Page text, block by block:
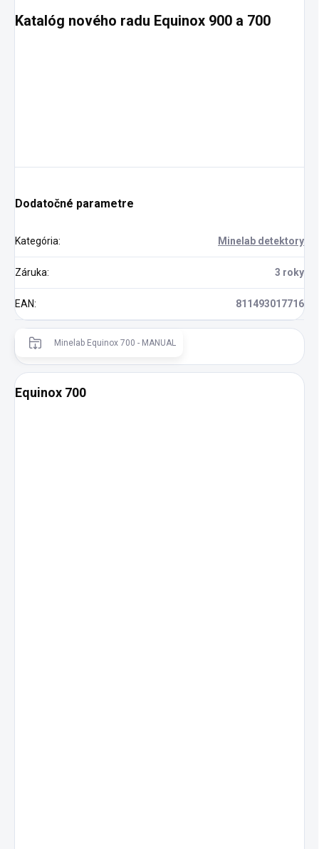
Katalóg nového radu Equinox 900 a 700
Dodatočné parametre
Kategória: Minelab detektory
Záruka: 3 roky
EAN: 811493017716
Minelab Equinox 700 - MANUAL
Equinox 700